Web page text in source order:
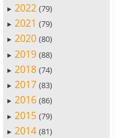
► 2022 (79)
► 2021 (79)
► 2020 (80)
► 2019 (88)
► 2018 (74)
► 2017 (83)
► 2016 (86)
► 2015 (79)
► 2014 (81)